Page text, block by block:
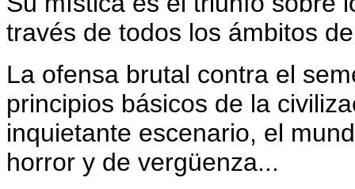
través de todos los ámbitos
La ofensa brutal contra el
principios básicos de la
inquietante escenario, el
horror y de vergüenza...